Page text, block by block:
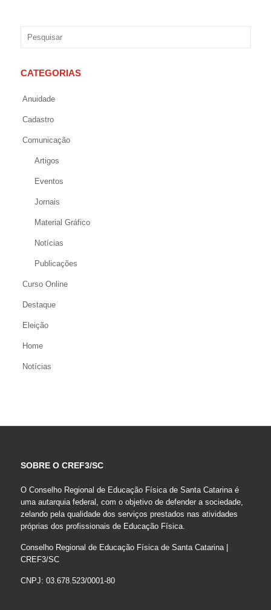
CATEGORIAS
Anuidade
Cadastro
Comunicação
Artigos
Eventos
Jornais
Material Gráfico
Notícias
Publicações
Curso Online
Destaque
Eleição
Home
Notícias
SOBRE O CREF3/SC
O Conselho Regional de Educação Física de Santa Catarina é
uma autarquia federal, com o objetivo de defender a sociedade,
zelando pela qualidade dos serviços prestados nas atividades
próprias dos profissionais de Educação Física.
Conselho Regional de Educação Física de Santa Catarina |
CREF3/SC
CNPJ: 03.678.523/0001-80